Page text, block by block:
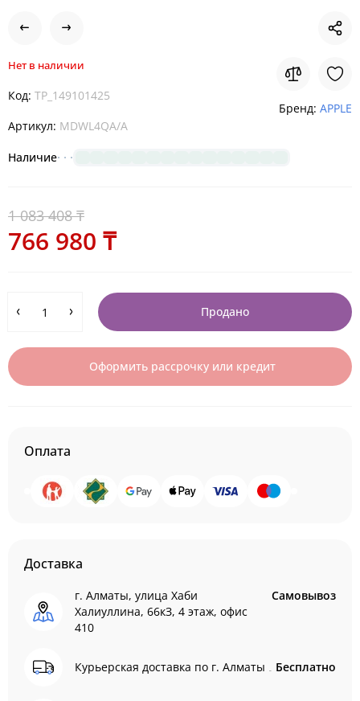
Нет в наличии
Код: TP_149101425
Артикул: MDWL4QA/A
Наличие
Бренд: APPLE
1 083 408 ₸
766 980 ₸
Продано
Оформить рассрочку или кредит
Оплата
Доставка
г. Алматы, улица Хаби
Халиуллина, 66кЗ, 4 этаж, офис
410
Самовывоз
Курьерская доставка по г. Алматы Бесплатно